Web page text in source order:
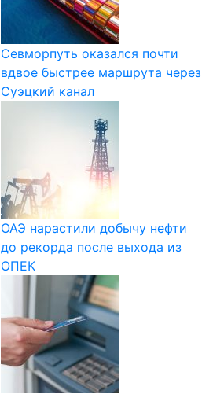
Севморпуть оказался почти
вдвое быстрее маршрута через
Суэцкий канал
ОАЭ нарастили добычу нефти
до рекорда после выхода из
ОПЕК